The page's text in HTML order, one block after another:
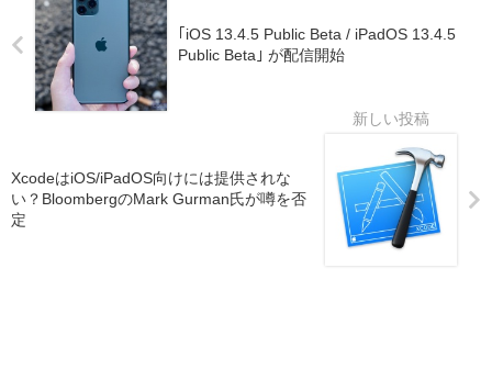
｢iOS 13.4.5 Public Beta / iPadOS 13.4.5
Public Beta｣ が配信開始
XcodeはiOS/iPadOS向けには提供されな
い？BloombergのMark Gurman氏が噂を否
定